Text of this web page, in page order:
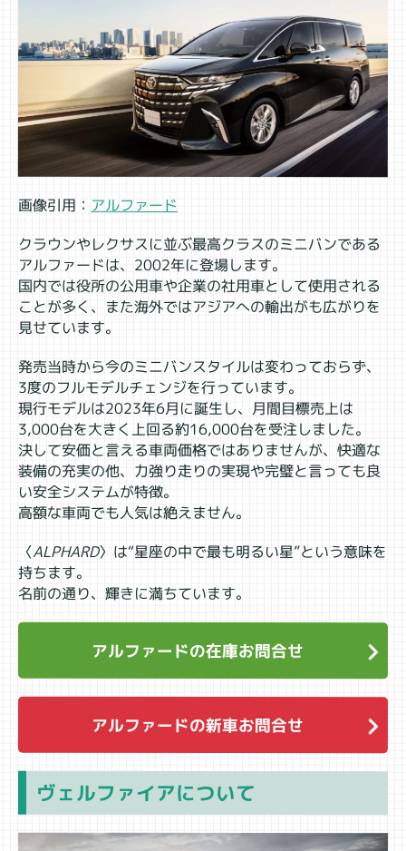
画像引用： アルファード
クラウンやレクサスに並ぶ最高クラスのミニバンである
アルファードは、2002年に登場します。
国内では役所の公用車や企業の社用車として使用される
ことが多く、また海外ではアジアへの輸出がも広がりを
見せています。
発売当時から今のミニバンスタイルは変わっておらず、
3度のフルモデルチェンジを行っています。
現行モデルは2023年6月に誕生し、月間目標売上は
3,000台を大きく上回る約16,000台を受注しました。
決して安価と言える車両価格ではありませんが、快適な
装備の充実の他、力強り走りの実現や完璧と言っても良
い安全システムが特徴。
高額な車両でも人気は絶えません。
〈ALPHARD〉は“星座の中で最も明るい星”という意味を
持ちます。
名前の通り、輝きに満ちています。
アルファードの在庫お問合せ
アルファードの新車お問合せ
ヴェルファイアについて